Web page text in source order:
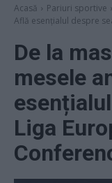
Acasă Pariuri sportive
Află esențialul despre
De la
mesele
Liga